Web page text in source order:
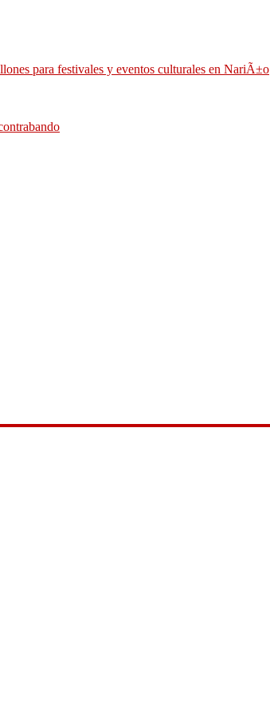
para festivales y eventos culturales en NariÃ±o